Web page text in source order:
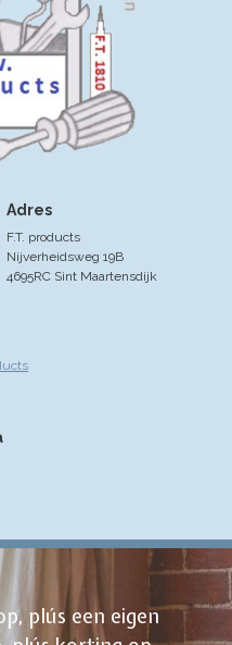
Adres
F.T. products
Nijverheidsweg 19B
4695RC Sint Maartensdijk
plús een eigen